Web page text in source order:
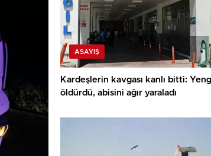
ASAYIŞ
Kardeşlerin kavgası kanlı bitti:
öldürdü, abisini ağır yaraladı